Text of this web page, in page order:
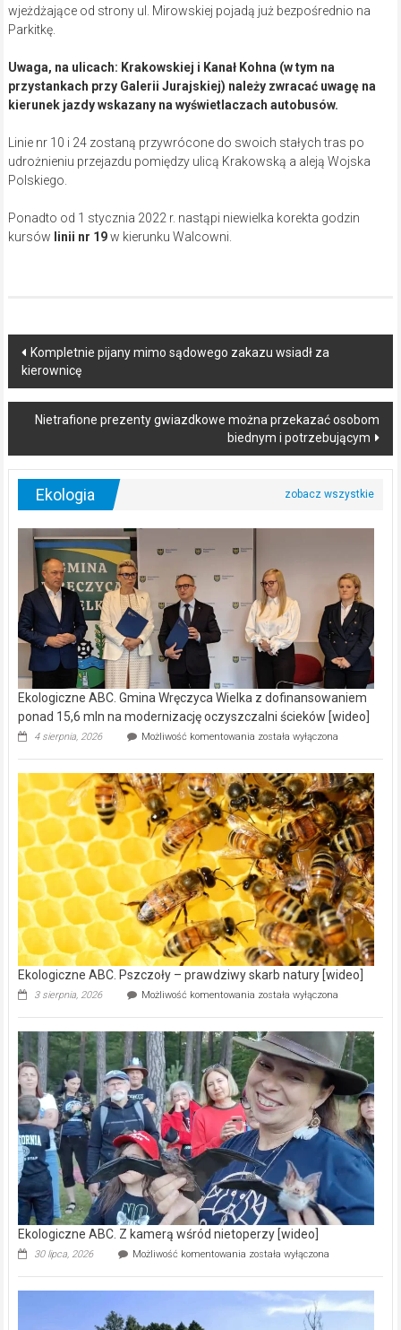
wjeżdżające od strony ul. Mirowskiej pojadą już bezpośrednio na
Parkitkę.
Uwaga, na ulicach: Krakowskiej i Kanał Kohna (w tym na
przystankach przy Galerii Jurajskiej) należy zwracać uwagę na
kierunek jazdy wskazany na wyświetlaczach autobusów.
Linie nr 10 i 24 zostaną przywrócone do swoich stałych tras po
udrożnieniu przejazdu pomiędzy ulicą Krakowską a aleją Wojska
Polskiego.
Ponadto od 1 stycznia 2022 r. nastąpi niewielka korekta godzin
kursów linii nr 19w kierunku Walcowni.
Post
navigation
Kompletnie pijany mimo sądowego zakazu wsiadł za
kierownicę
Nietrafione prezenty gwiazdkowe można przekazać osobom
biednym i potrzebującym
Ekologia
Ekologiczne ABC. Gmina Wręczyca Wielka z dofinansowaniem
ponad 15,6 mln na modernizację oczyszczalni ścieków [wideo]
4 sierpnia, 2026 Możliwość komentowania Ekologiczne
Wręczyca
Wielka
z
dofinansowaniem
ponad
15,6
mln
na
modernizację
oczyszczalni
ścieków
[wideo]
została wyłączona
Ekologiczne ABC. Pszczoły – prawdziwy skarb natury [wideo]
3 sierpnia, 2026 Możliwość komentowania Ekologiczne
–
prawdziwy
skarb
natury
[wideo]
została wyłączona
Ekologiczne ABC. Z kamerą wśród nietoperzy [wideo]
30 lipca, 2026 Możliwość komentowania Ekologiczne
kamerą
wśród
została wyłączona